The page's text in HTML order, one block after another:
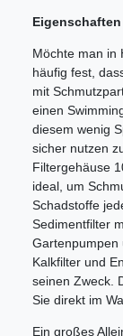
Möchte man in
häufig fest,
mit
einen
diesem wenig
sicher nutzen
Filtergehäuse
ideal, um
Schadstoffe
Sedimentfilter
Gartenpumpen
Kalkfilter und
seinen Zweck.
Sie direkt im
Ein großes